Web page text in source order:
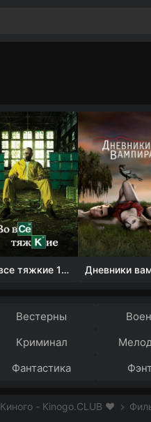
Во все тяжкие 1-5 сезон
Вестерны
Криминал
Фантастика
Киного - Kinogo.CLUB ❤️